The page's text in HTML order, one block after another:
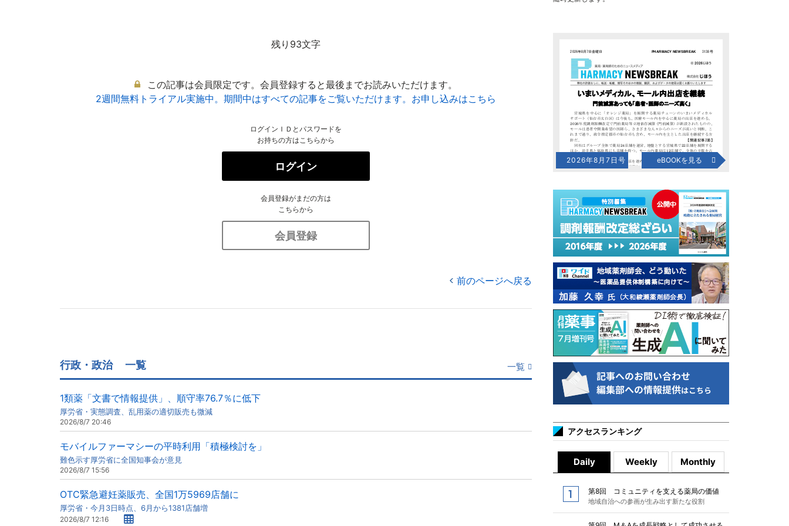
残り93文字
この記事は会員限定です。会員登録すると最後までお読みいただけます。
2週間無料トライアル実施中。期間中はすべての記事をご覧いただけます。お申し込みはこちら
ログインＩＤとパスワードを
お持ちの方はこちらから
ログイン
会員登録がまだの方は
こちらから
会員登録
前のページへ戻る
行政・政治 一覧 一覧
1類薬「文書で情報提供」、順守率76.7％に低下
厚労省・実態調査、乱用薬の適切販売も微減
2026/8/7 20:46
モバイルファーマシーの平時利用「積極検討を」
難色示す厚労省に全国知事会が意見
2026/8/7 15:56
OTC緊急避妊薬販売、全国1万5969店舗に
厚労省・今月3日時点、6月から1381店舗増
2026/8/7 12:16
2026年8月7日号 eBOOKを見る
アクセスランキング
Daily Weekly Monthly
第8回 コミュニティを支える薬局の価値
地域自治への参画が生み出す新たな役割